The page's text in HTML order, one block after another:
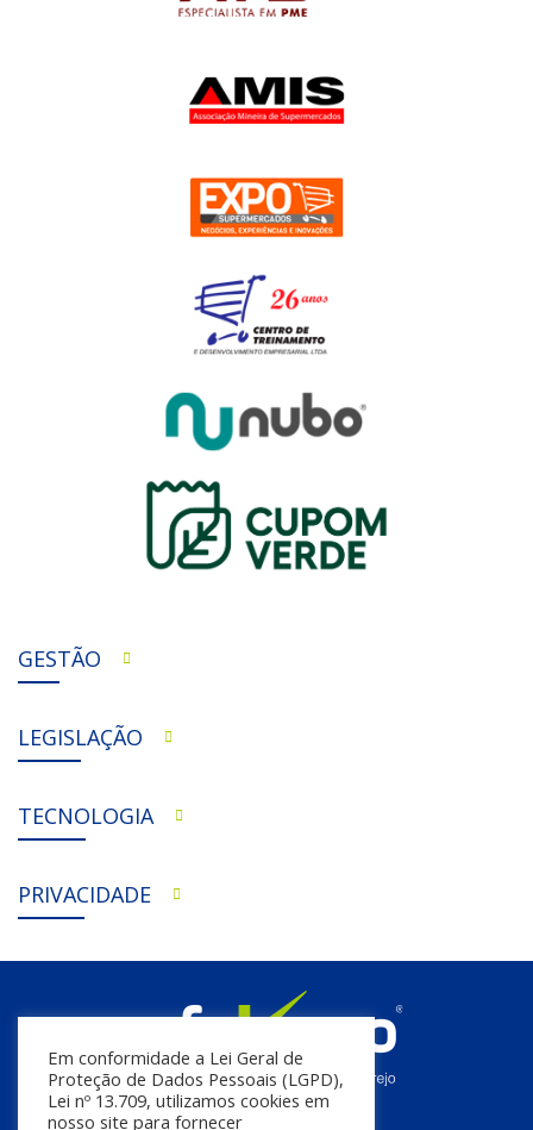
GESTÃO
LEGISLAÇÃO
TECNOLOGIA
PRIVACIDADE
Em conformidade a Lei Geral de
Proteção de Dados Pessoais (LGPD),
Lei nº 13.709, utilizamos cookies em
nosso site para fornecer